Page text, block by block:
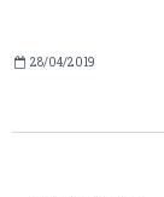
28/04/2019